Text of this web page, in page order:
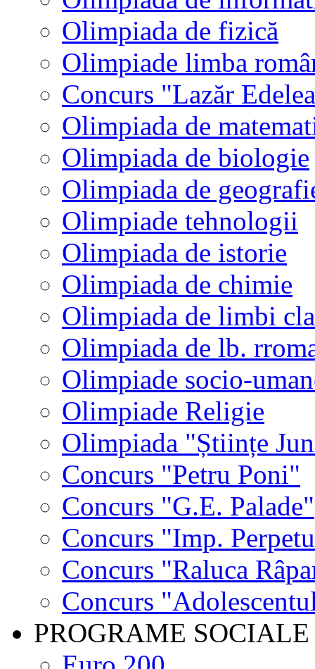
Olimpiada de fizică
Olimpiade limba
Concurs "Lazăr
Olimpiada de
Olimpiada de biologie
Olimpiada de
Olimpiade tehnologii
Olimpiada de istorie
Olimpiada de chimie
Olimpiada de limbi
Olimpiada de lb.
Olimpiade socio-
Olimpiade Religie
Olimpiada "Științe
Concurs "Petru Poni"
Concurs "G.E. Palade"
Concurs "Imp.
Concurs "Raluca
Concurs
PROGRAME SOCIALE